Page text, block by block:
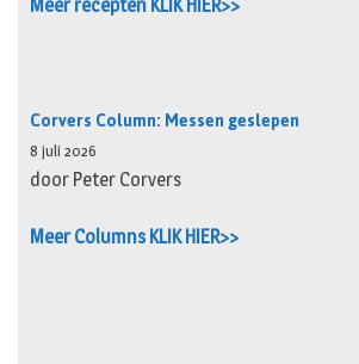
Meer recepten KLIK HIER>>
Corvers Column: Messen geslepen
8 juli 2026
door Peter Corvers
Meer Columns KLIK HIER>>